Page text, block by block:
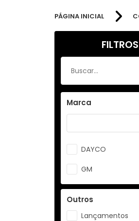
PÁGINA INICIAL
FILTROS
Marca
DAYCO
GM
Outros
Lançamentos